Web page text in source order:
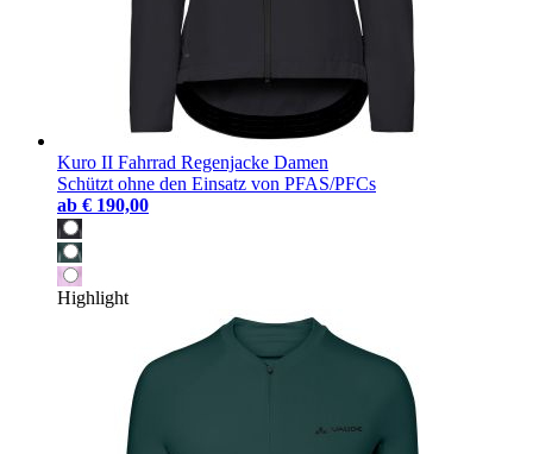
Kuro II Fahrrad Regenjacke Damen
Schützt ohne den Einsatz von PFAS/PFCs
ab € 190,00
Highlight